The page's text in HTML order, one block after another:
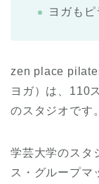
ヨガも
zen place
ヨガ）は、110
のスタジオです。
学芸大学のスタ
ス・グループマ